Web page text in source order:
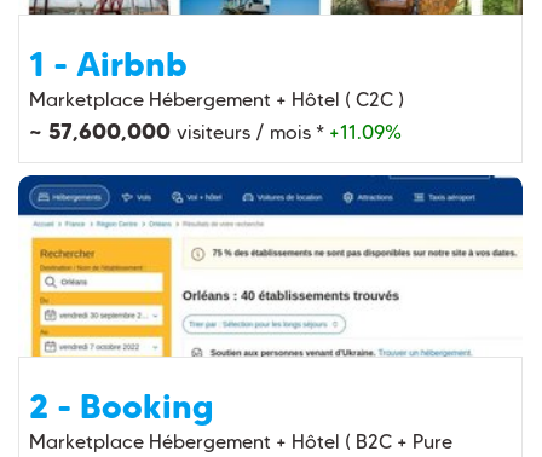
1 - Airbnb
Marketplace Hébergement + Hôtel ( C2C )
~ 57,600,000 visiteurs / mois * +11.09%
2 - Booking
Marketplace Hébergement + Hôtel ( B2C + Pure